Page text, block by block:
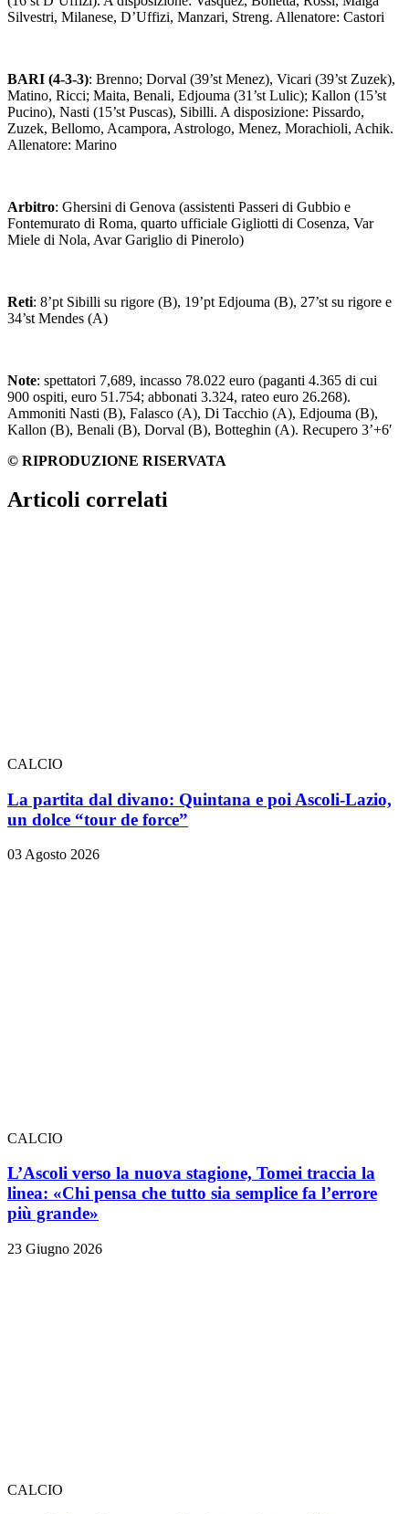
Silvestri, Milanese, D’Uffizi, Manzari, Streng. Allenatore: Castori
BARI (4-3-3): Brenno; Dorval (39’st Menez), Vicari (39’st Zuzek),
Matino, Ricci; Maita, Benali, Edjouma (31’st Lulic); Kallon (15’st
Pucino), Nasti (15’st Puscas), Sibilli. A disposizione: Pissardo,
Zuzek, Bellomo, Acampora, Astrologo, Menez, Morachioli, Achik.
Allenatore: Marino
Arbitro: Ghersini di Genova (assistenti Passeri di Gubbio e
Fontemurato di Roma, quarto ufficiale Gigliotti di Cosenza, Var
Miele di Nola, Avar Gariglio di Pinerolo)
Reti: 8’pt Sibilli su rigore (B), 19’pt Edjouma (B), 27’st su rigore e
34’st Mendes (A)
Note: spettatori 7,689, incasso 78.022 euro (paganti 4.365 di cui
900 ospiti, euro 51.754; abbonati 3.324, rateo euro 26.268).
Ammoniti Nasti (B), Falasco (A), Di Tacchio (A), Edjouma (B),
Kallon (B), Benali (B), Dorval (B), Botteghin (A). Recupero 3’+6′
© RIPRODUZIONE RISERVATA
Articoli correlati
CALCIO
La partita dal divano: Quintana e poi Ascoli-Lazio,
un dolce “tour de force”
03 Agosto 2026
CALCIO
L’Ascoli verso la nuova stagione, Tomei traccia la
linea: «Chi pensa che tutto sia semplice fa l’errore
più grande»
23 Giugno 2026
CALCIO